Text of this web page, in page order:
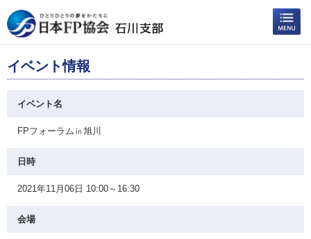
イベント情報
イベント名
FPフォーラム㏌旭川
日時
2021年11月06日 10:00～16:30
会場